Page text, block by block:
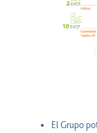
El Grupo